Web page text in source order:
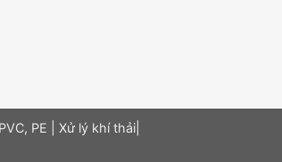
PE Xử lý khí thải